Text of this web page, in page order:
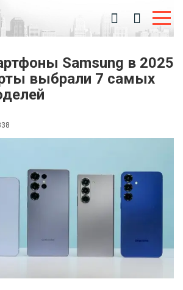
Samsung в 2025
выбрали 7 самых